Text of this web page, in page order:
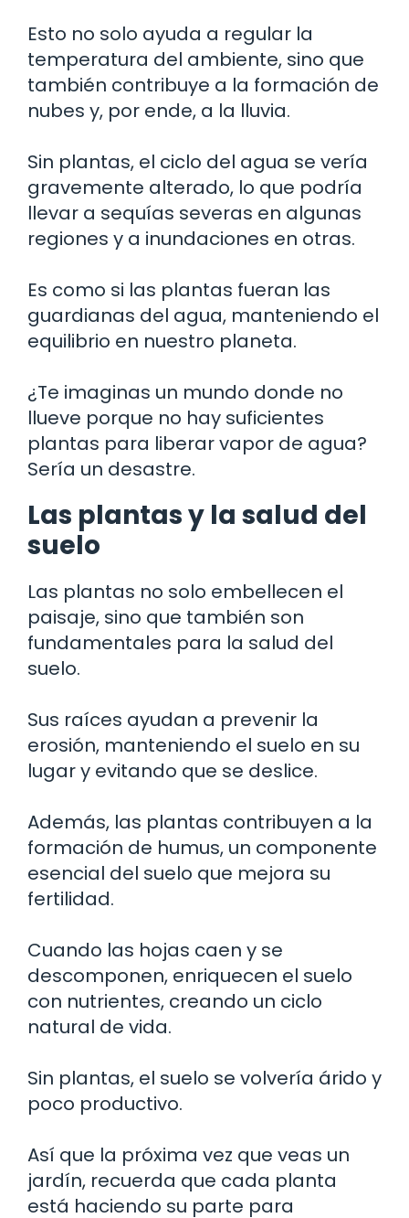
Esto no solo ayuda a regular la
temperatura del ambiente, sino que
también contribuye a la formación de
nubes y, por ende, a la lluvia.
Sin plantas, el ciclo del agua se vería
gravemente alterado, lo que podría
llevar a sequías severas en algunas
regiones y a inundaciones en otras.
Es como si las plantas fueran las
guardianas del agua, manteniendo el
equilibrio en nuestro planeta.
¿Te imaginas un mundo donde no
llueve porque no hay suficientes
plantas para liberar vapor de agua?
Sería un desastre.
Las plantas y la salud del
suelo
Las plantas no solo embellecen el
paisaje, sino que también son
fundamentales para la salud del
suelo.
Sus raíces ayudan a prevenir la
erosión, manteniendo el suelo en su
lugar y evitando que se deslice.
Además, las plantas contribuyen a la
formación de humus, un componente
esencial del suelo que mejora su
fertilidad.
Cuando las hojas caen y se
descomponen, enriquecen el suelo
con nutrientes, creando un ciclo
natural de vida.
Sin plantas, el suelo se volvería árido y
poco productivo.
Así que la próxima vez que veas un
jardín, recuerda que cada planta
está haciendo su parte para